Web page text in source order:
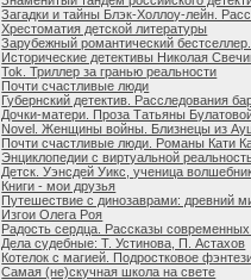
Загадки и тайны Блэк-Холлоу-лейн.
Хрестоматия детской литературы
Зарубежный романтический
Исторические детективы Николая
Tok. Триллер за гранью реальности
Почти счастливые люди
Губернский детектив. Расследования
Дочки-матери. Проза Татьяны
Novel. Женщины войны. Близнецы из
Почти счастливые люди. Романы Кати
Энциклопедии с виртуальной
Детск. Уэнсдей Уикс, ученица
Книги - мои друзья
Путешествие с динозаврами: древний
Изгои Олега Роя
Радость сердца. Рассказы
Дела судебные: Т. Устинова, П. Астахов
Котелок с магией. Подростковое
Самая (не)скучная школа на свете